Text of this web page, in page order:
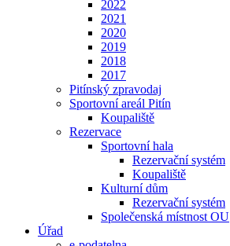
2022
2021
2020
2019
2018
2017
Pitínský zpravodaj
Sportovní areál Pitín
Koupaliště
Rezervace
Sportovní hala
Rezervační systém
Koupaliště
Kulturní dům
Rezervační systém
Společenská místnost OU
Úřad